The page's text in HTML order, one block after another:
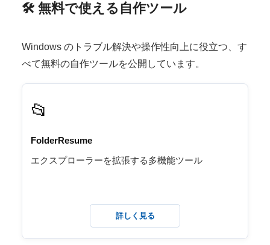
🛠 無料で使える自作ツール
Windows のトラブル解決や操作性向上に役立つ、す
べて無料の自作ツールを公開しています。
📂
FolderResume
エクスプローラーを拡張する多機能ツール
詳しく見る